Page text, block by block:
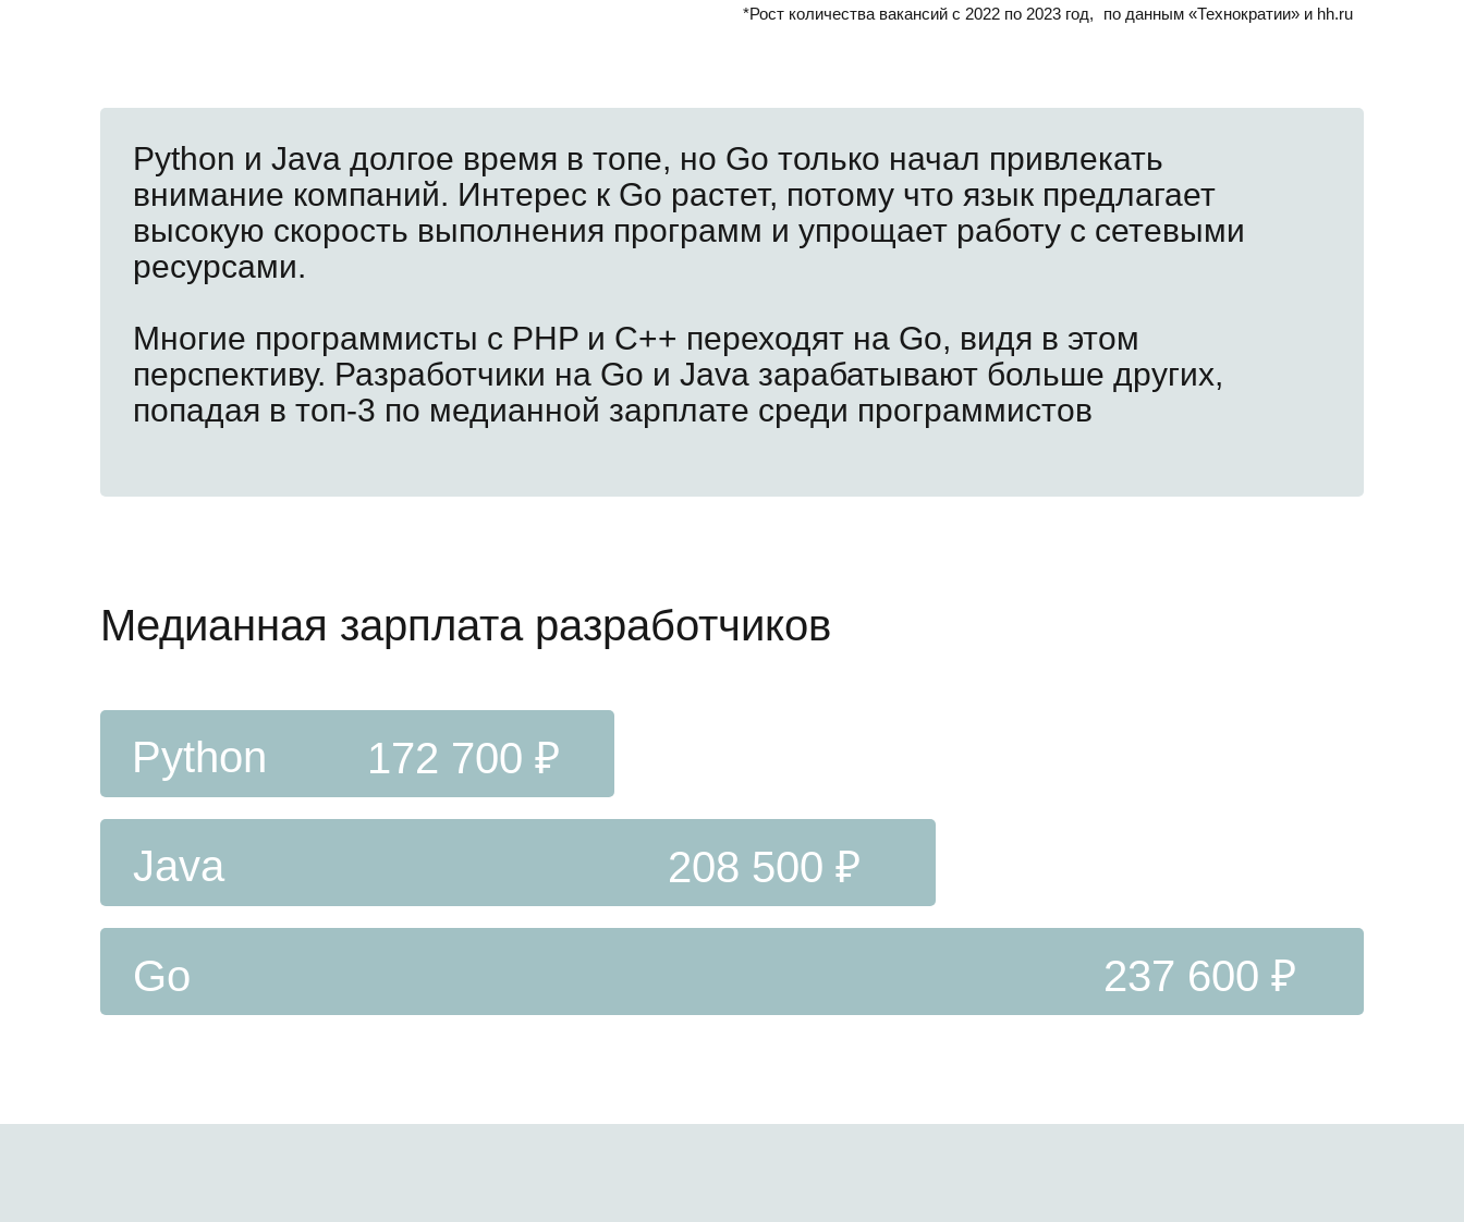
*Рост количества вакансий с 2022 по 2023 год, по данным «Технократии» и hh.ru
Python и Java долгое время в топе, но Go только начал привлекать
внимание компаний. Интерес к Go растет, потому что язык предлагает
высокую скорость выполнения программ и упрощает работу с сетевыми
ресурсами.
Многие программисты с PHP и C++ переходят на Go, видя в этом
перспективу. Разработчики на Go и Java зарабатывают больше других,
попадая в топ-3 по медианной зарплате среди программистов
Медианная зарплата разработчиков
172 700 ₽
208 500 ₽
237 600 ₽
Python
Java
Go